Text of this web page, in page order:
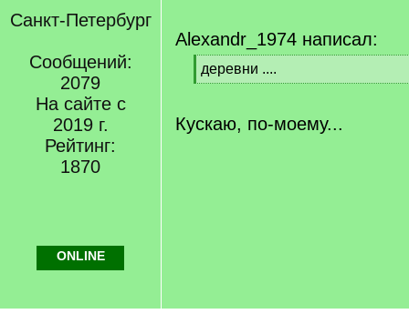
Санкт-Петербург
Сообщений:
2079
На сайте с
2019 г.
Рейтинг:
1870
Alexandr_1974 написал:
[
q
деревни ....
[
q
]
Кускаю, по-моему...
ONLINE